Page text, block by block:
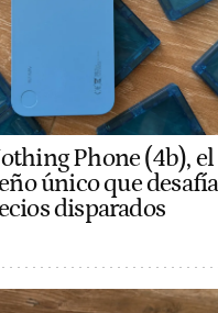
Phone (4b),
único que
disparados